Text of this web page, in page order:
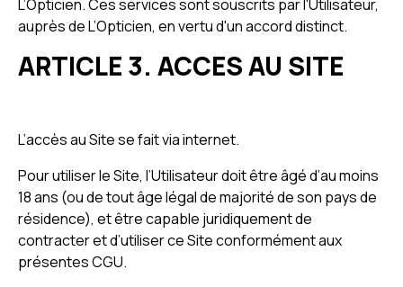
L’Opticien. Ces services sont souscrits par l'Utilisateur,
auprès de L’Opticien, en vertu d'un accord distinct.
ARTICLE 3. ACCES AU SITE
L’accès au Site se fait via internet.
Pour utiliser le Site, l’Utilisateur doit être âgé d’au moins
18 ans (ou de tout âge légal de majorité de son pays de
résidence), et être capable juridiquement de
contracter et d’utiliser ce Site conformément aux
présentes CGU.